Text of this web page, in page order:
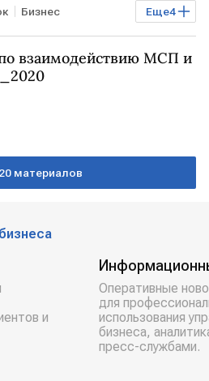
Еще4
Бизнес
ноябрь
взаимодействию МСП и
материалов
и
Оперативные
для
использования
бизнеса,
пресс-службами.